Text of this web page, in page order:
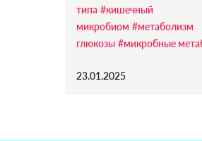
типа #кишечный
микробиом #метаболизм
глюкозы #микробные
23.01.2025